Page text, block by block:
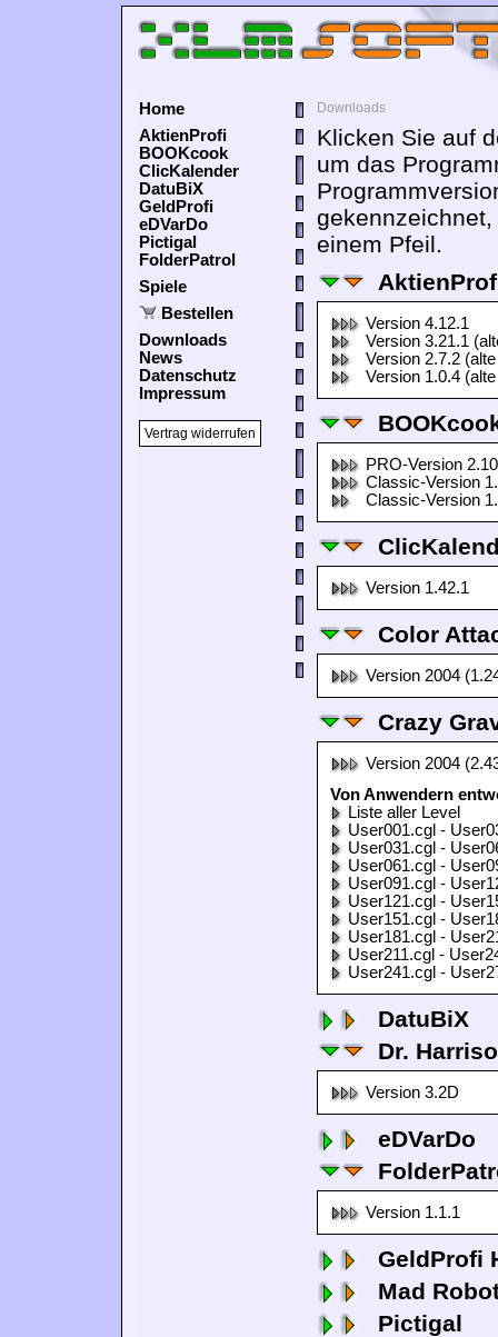
Home
AktienProfi
BOOKcook
ClicKalender
DatuBiX
GeldProfi
eDVarDo
Pictigal
FolderPatrol
Spiele
Bestellen
Downloads
News
Datenschutz
Impressum
Vertrag widerrufen
Downloads
Klicken Sie auf
um das
einem Pfeil.
Version 4.12.1
Version 3.21.1
Version 2.7.2
Version 1.0.4
PRO-Version
Classic-Version
Classic-Version
Version 1.42.1
Color
Version 2004
Crazy
Version 2004
Von Anwendern
Liste aller Level
User001.cgl -
User031.cgl -
User061.cgl -
User091.cgl -
User121.cgl -
User151.cgl -
User181.cgl -
User211.cgl -
User241.cgl -
DatuBiX
Dr.
Version 3.2D
eDVarDo
Version 1.1.1
GeldProfi
Mad
Pictigal